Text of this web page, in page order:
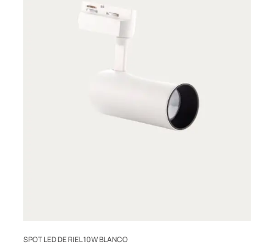
SPOT LED DE RIEL 10W BLANCO